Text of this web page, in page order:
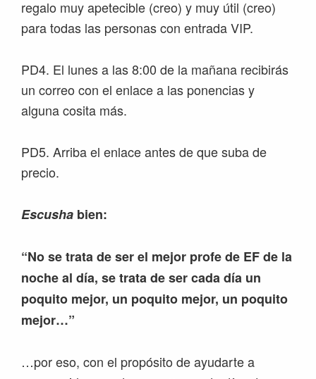
regalo muy apetecible (creo) y muy útil (creo)
para todas las personas con entrada VIP.
PD4. El lunes a las 8:00 de la mañana recibirás
un correo con el enlace a las ponencias y
alguna cosita más.
PD5. Arriba el enlace antes de que suba de
precio.
Escusha bien:
“No se trata de ser el mejor profe de EF de la
noche al día, se trata de ser cada día un
poquito mejor, un poquito mejor, un poquito
mejor…”
…por eso, con el propósito de ayudarte a